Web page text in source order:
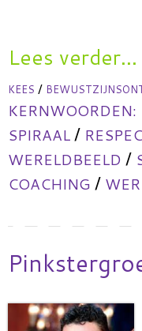
Lees verder...
KEES /
KERNWOORDEN:
SPIRAAL/
WERELDBEELD /
COACHING /